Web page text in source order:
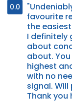
0.0
favourite
the
I definitely
about
about.
highest
with no
signal.
Thank